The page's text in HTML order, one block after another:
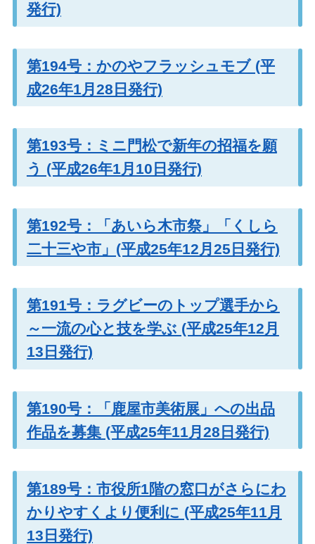
発行)
第194号：かのやフラッシュモブ (平
成26年1月28日発行)
第193号：ミニ門松で新年の招福を願
う (平成26年1月10日発行)
第192号：「あいら木市祭」「くしら
二十三や市」(平成25年12月25日発行)
第191号：ラグビーのトップ選手から
～一流の心と技を学ぶ (平成25年12月
13日発行)
第190号：「鹿屋市美術展」への出品
作品を募集 (平成25年11月28日発行)
第189号：市役所1階の窓口がさらにわ
かりやすくより便利に (平成25年11月
13日発行)